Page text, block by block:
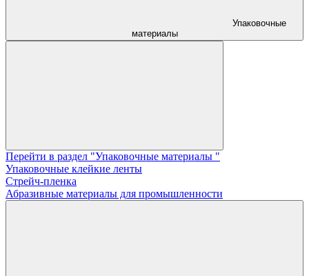
Упаковочные
материалы
Перейти в раздел "Упаковочные материалы "
Упаковочные клейкие ленты
Стрейч-пленка
Абразивные материалы для промышленности